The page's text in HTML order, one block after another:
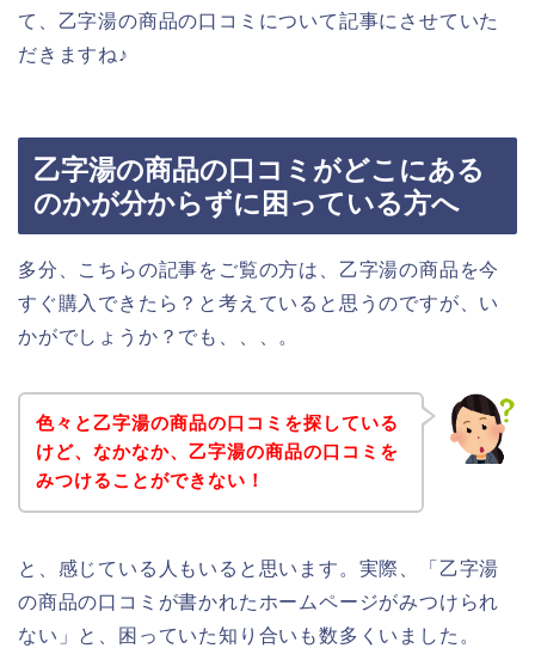
て、乙字湯の商品の口コミについて記事にさせていた
だきますね♪
乙字湯の商品の口コミがどこにある
のかが分からずに困っている方へ
多分、こちらの記事をご覧の方は、乙字湯の商品を今
すぐ購入できたら？と考えていると思うのですが、い
かがでしょうか？でも、、、。
色々と乙字湯の商品の口コミを探している
けど、なかなか、乙字湯の商品の口コミを
みつけることができない！
と、感じている人もいると思います。実際、「乙字湯
の商品の口コミが書かれたホームページがみつけられ
ない」と、困っていた知り合いも数多くいました。